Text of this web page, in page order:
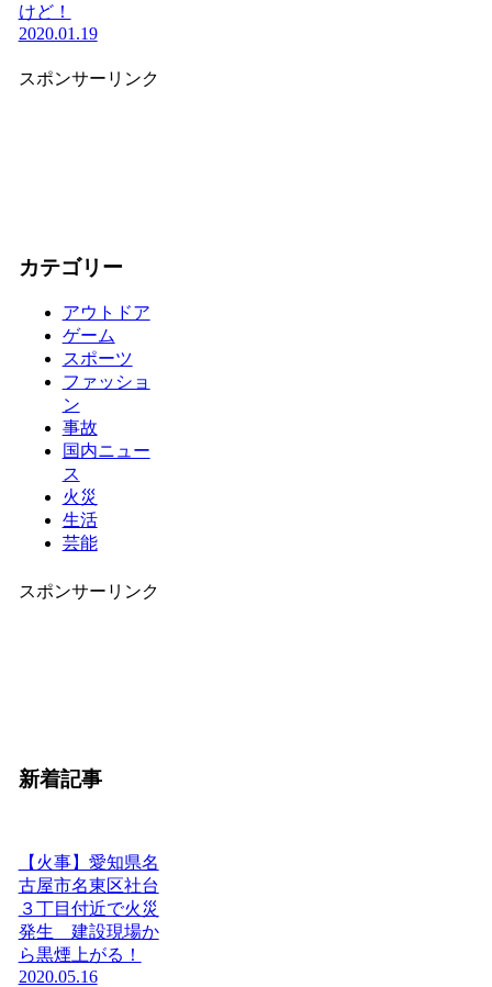
けど！
2020.01.19
スポンサーリンク
カテゴリー
アウトドア
ゲーム
スポーツ
ファッショ
ン
事故
国内ニュー
ス
火災
生活
芸能
スポンサーリンク
新着記事
【火事】愛知県名
古屋市名東区社台
３丁目付近で火災
発生 建設現場か
ら黒煙上がる！
2020.05.16